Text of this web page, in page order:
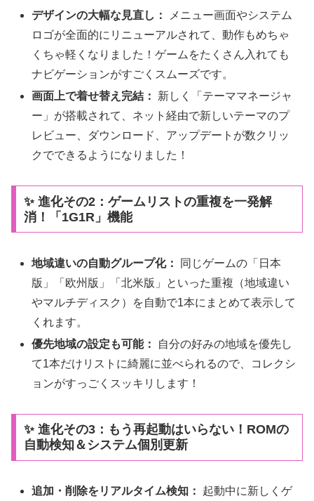
デザインの大幅な見直し：
メニュー画面やシステム
ロゴが全面的にリニューアルされて、動作もめちゃ
くちゃ軽くなりました！ゲームをたくさん入れても
ナビゲーションがすごくスムーズです。
画面上で着せ替え完結：
新しく「テーママネージャ
ー」が搭載されて、ネット経由で新しいテーマのプ
レビュー、ダウンロード、アップデートが数クリッ
クでできるようになりました！
✨ 進化その2：ゲームリストの重複を一発解
消！「1G1R」機能
地域違いの自動グループ化：
同じゲームの「日本
版」「欧州版」「北米版」といった重複（地域違い
やマルチディスク）を自動で1本にまとめて表示して
くれます。
優先地域の設定も可能：
自分の好みの地域を優先し
て1本だけリストに綺麗に並べられるので、コレクシ
ョンがすっごくスッキリします！
✨ 進化その3：もう再起動はいらない！ROMの
自動検知＆システム個別更新
追加・削除をリアルタイム検知：
起動中に新しくゲ